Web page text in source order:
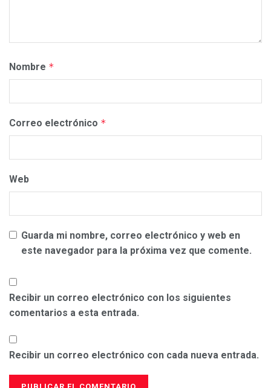
Nombre *
Correo electrónico *
Web
Guarda mi nombre, correo electrónico y web en
este navegador para la próxima vez que comente.
Recibir un correo electrónico con los siguientes
comentarios a esta entrada.
Recibir un correo electrónico con cada nueva entrada.